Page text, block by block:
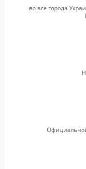
во все города